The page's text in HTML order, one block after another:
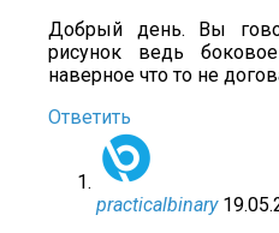
Добрый день. Вы
рисунок ведь
наверное что то не
Ответить
practicalbinary